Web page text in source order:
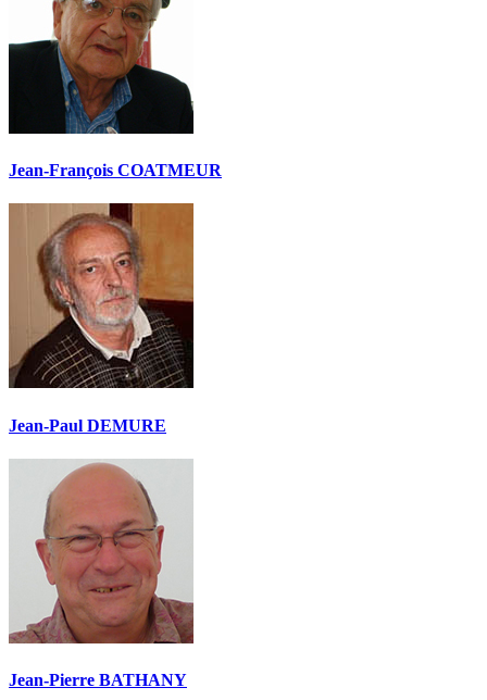
Jean-François COATMEUR
Jean-Paul DEMURE
Jean-Pierre BATHANY